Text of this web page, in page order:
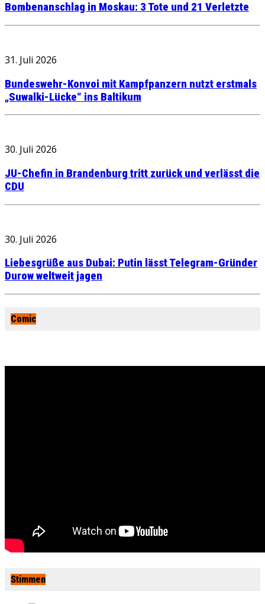
Bombenanschlag in Moskau: 3 Tote und 21 Verletzte
31. Juli 2026
Bundeswehr-Konvoi mit Kampfpanzern nutzt erstmals
„Suwalki-Lücke“ ins Baltikum
30. Juli 2026
JU-Chefin in Brandenburg tritt zurück und verlässt die
CDU
30. Juli 2026
Liebesgrüße aus Dubai: Putin lässt Telegram-Gründer
Durow weltweit jagen
Comic
Stimmen